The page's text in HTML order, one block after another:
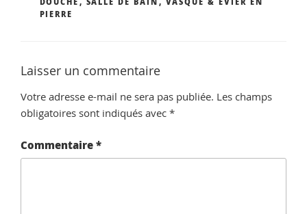
PIERRE
Laisser un commentaire
Votre adresse e-mail ne sera pas publiée. Les champs
obligatoires sont indiqués avec *
Commentaire*